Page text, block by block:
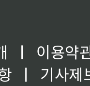
ㅣ
이용약
ㅣ
기사제